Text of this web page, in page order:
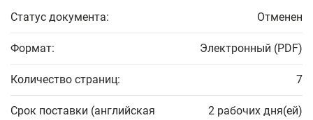
Статус документа: Отменен
Формат: Электронный (PDF)
Количество страниц: 7
Срок поставки (английская
2 рабочих дня(ей)